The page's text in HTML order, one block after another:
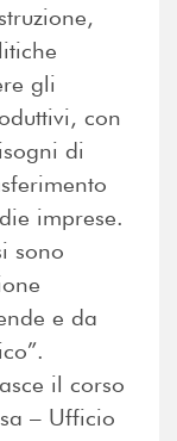
gli
con
di
imprese.
sono
e da
il corso
– Ufficio